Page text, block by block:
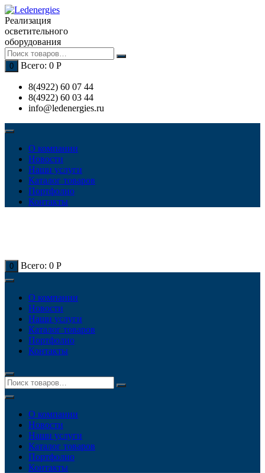
Перейти
к
содержимому
Реализация
осветительного
оборудования
0 Всего: 0 Р
8(4922) 60 07 44
8(4922) 60 03 44
info@ledenergies.ru
О компании
Новости
Наши услуги
Каталог товаров
Портфолио
Контакты
0 Всего: 0 Р
О компании
Новости
Наши услуги
Каталог товаров
Портфолио
Контакты
О компании
Новости
Наши услуги
Каталог товаров
Портфолио
Контакты